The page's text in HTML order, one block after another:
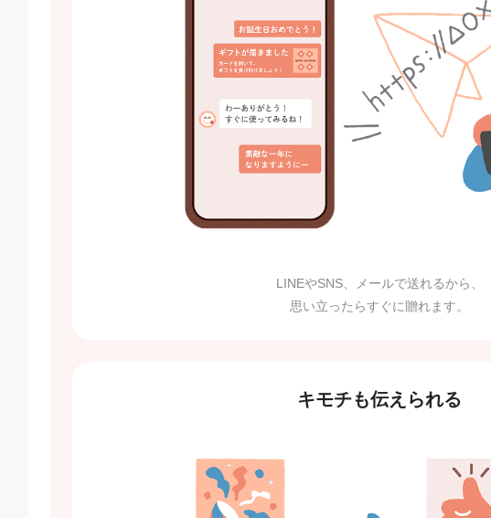
LINEやSNS、メールで送れるから、
思い立ったらすぐに贈れます。
キモチも伝えられる